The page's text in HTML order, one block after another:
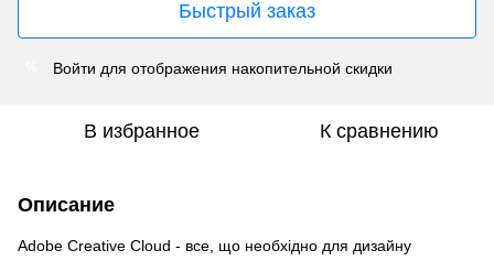
Быстрый заказ
Войти для отображения накопительной скидки
В избранное К сравнению
Описание
Adobe Creative Cloud - все, що необхідно для дизайну